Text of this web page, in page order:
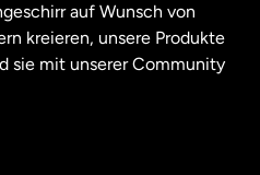
auf Wunsch von
kreieren, unsere Produkte
sie mit unserer Community